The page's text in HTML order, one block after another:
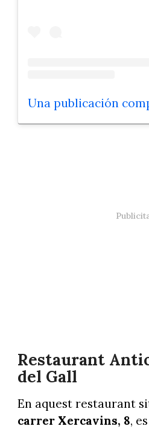
Restaurant
del Gall
En aquest restaurant
carrer Xercavins, 8,